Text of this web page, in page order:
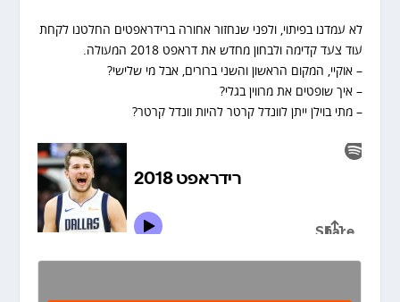
לא עמדנו בפיתוי, ולפני שנחזור אחורה ברידראפטים החלטנו לקחת
עוד צעד קדימה ולבחון מחדש את דראפט 2018 המעולה.
– אוקיי, המקום הראשון והשני ברורים, אבל מי שלישי?
– איך שופטים את מרווין בגלי?
– מתי בוילן ייתן לוונדל קרטר להיות וונדל קרטר?